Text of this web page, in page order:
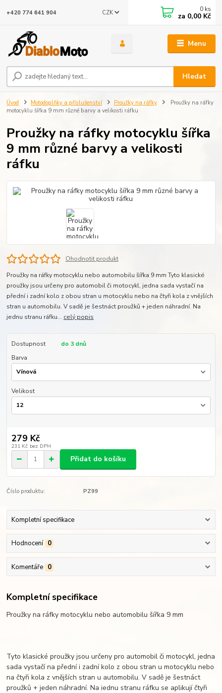
Menu
CZK
Hledat
+420 774 641 904 0 ks
za 0,00 Kč
Úvod Motodoplňky a příslušenství Proužky na ráfky
Proužky na ráfky
motocyklu šířka 9 mm různé barvy a velikosti ráfku
Proužky na ráfky motocyklu šířka
9 mm různé barvy a velikosti
ráfku
Ohodnotit produkt
Proužky na ráfky motocyklu nebo automobilu šířka 9 mm Tyto klasické
proužky jsou určeny pro automobil či motocykl, jedna sada vystačí na
přední i zadní kolo z obou stran u motocyklu nebo na čtyři kola z vnějších
stran u automobilu. V sadě je šestnáct proužků + jeden náhradní. Na
jednu stranu ráfku... celý popis
Dostupnost
do 3 dnů
Barva
Velikost
279 Kč
231 Kč bez DPH
Přidat do košíku
Číslo produktu: PZ99
Kompletní specifikace
Hodnocení 0
Komentáře 0
Kompletní specifikace
Proužky na ráfky motocyklu nebo automobilu šířka 9 mm
Tyto klasické proužky jsou určeny pro automobil či motocykl, jedna
sada vystačí na přední i zadní kolo z obou stran u motocyklu nebo
na čtyři kola z vnějších stran u automobilu. V sadě je šestnáct
proužků + jeden náhradní. Na jednu stranu ráfku se aplikují čtyři